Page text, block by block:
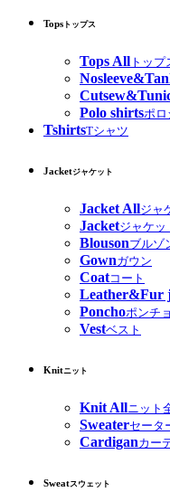
Tops トップス
Tops All トップ
Polo shirtsポロ
TshirtsTシャツ
Jacketジャケット
Jacket Allジャ
Jacketジャケッ
Blousonブルゾ
Gownガウン
Coatコート
Leather&Fur
Ponchoポンチョ
Vestベスト
Knitニット
Knit Allニット
Sweaterセータ
Cardiganカー
Sweatスウェット